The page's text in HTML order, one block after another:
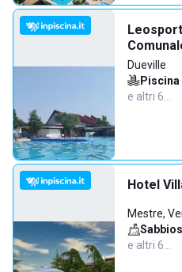
Dueville
Piscina·
e altri 6…
Hotel
Mestre,
e altri 6…